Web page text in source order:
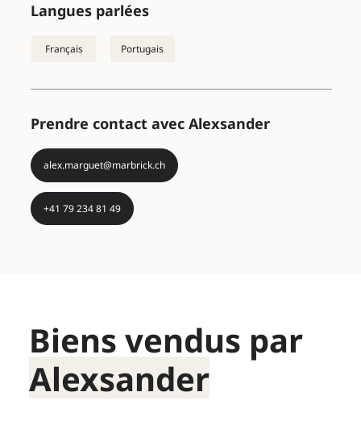
Langues parlées
Français
Prendre contact avec Alexsander
alex.marguet@marbrick.ch
+41 79 234 81 49
Biens vendus par
Alexsander